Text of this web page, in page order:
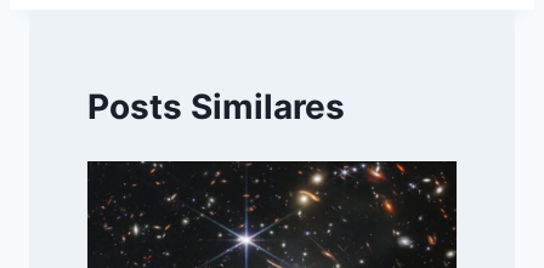
Posts Similares